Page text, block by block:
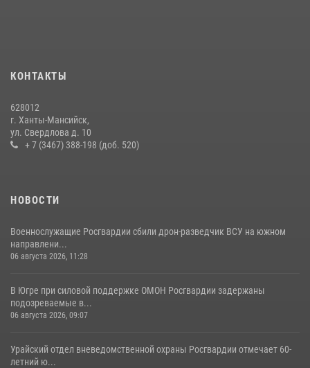
11 июля 2026, 12:26
КОНТАКТЫ
628012
г. Ханты-Мансийск,
ул. Свердлова д. 10
+ 7 (3467) 388-198 (доб. 520)
НОВОСТИ
Военнослужащие Росгвардии сбили дрон-разведчик ВСУ на южном
направлени...
06 августа 2026, 11:28
В Югре при силовой поддержке ОМОН Росгвардии задержаны
подозреваемые в...
06 августа 2026, 09:07
Урайский отдел вневедомственной охраны Росгвардии отмечает 60-
летний ю...